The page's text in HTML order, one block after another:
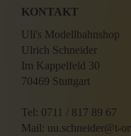
KONTAKT
Uli's Modellbahnshop
Ulrich Schneider
Im Kappelfeld 30
70469 Stuttgart
Tel: 0711 / 817 89 67
Mail: uu.schneider@t-